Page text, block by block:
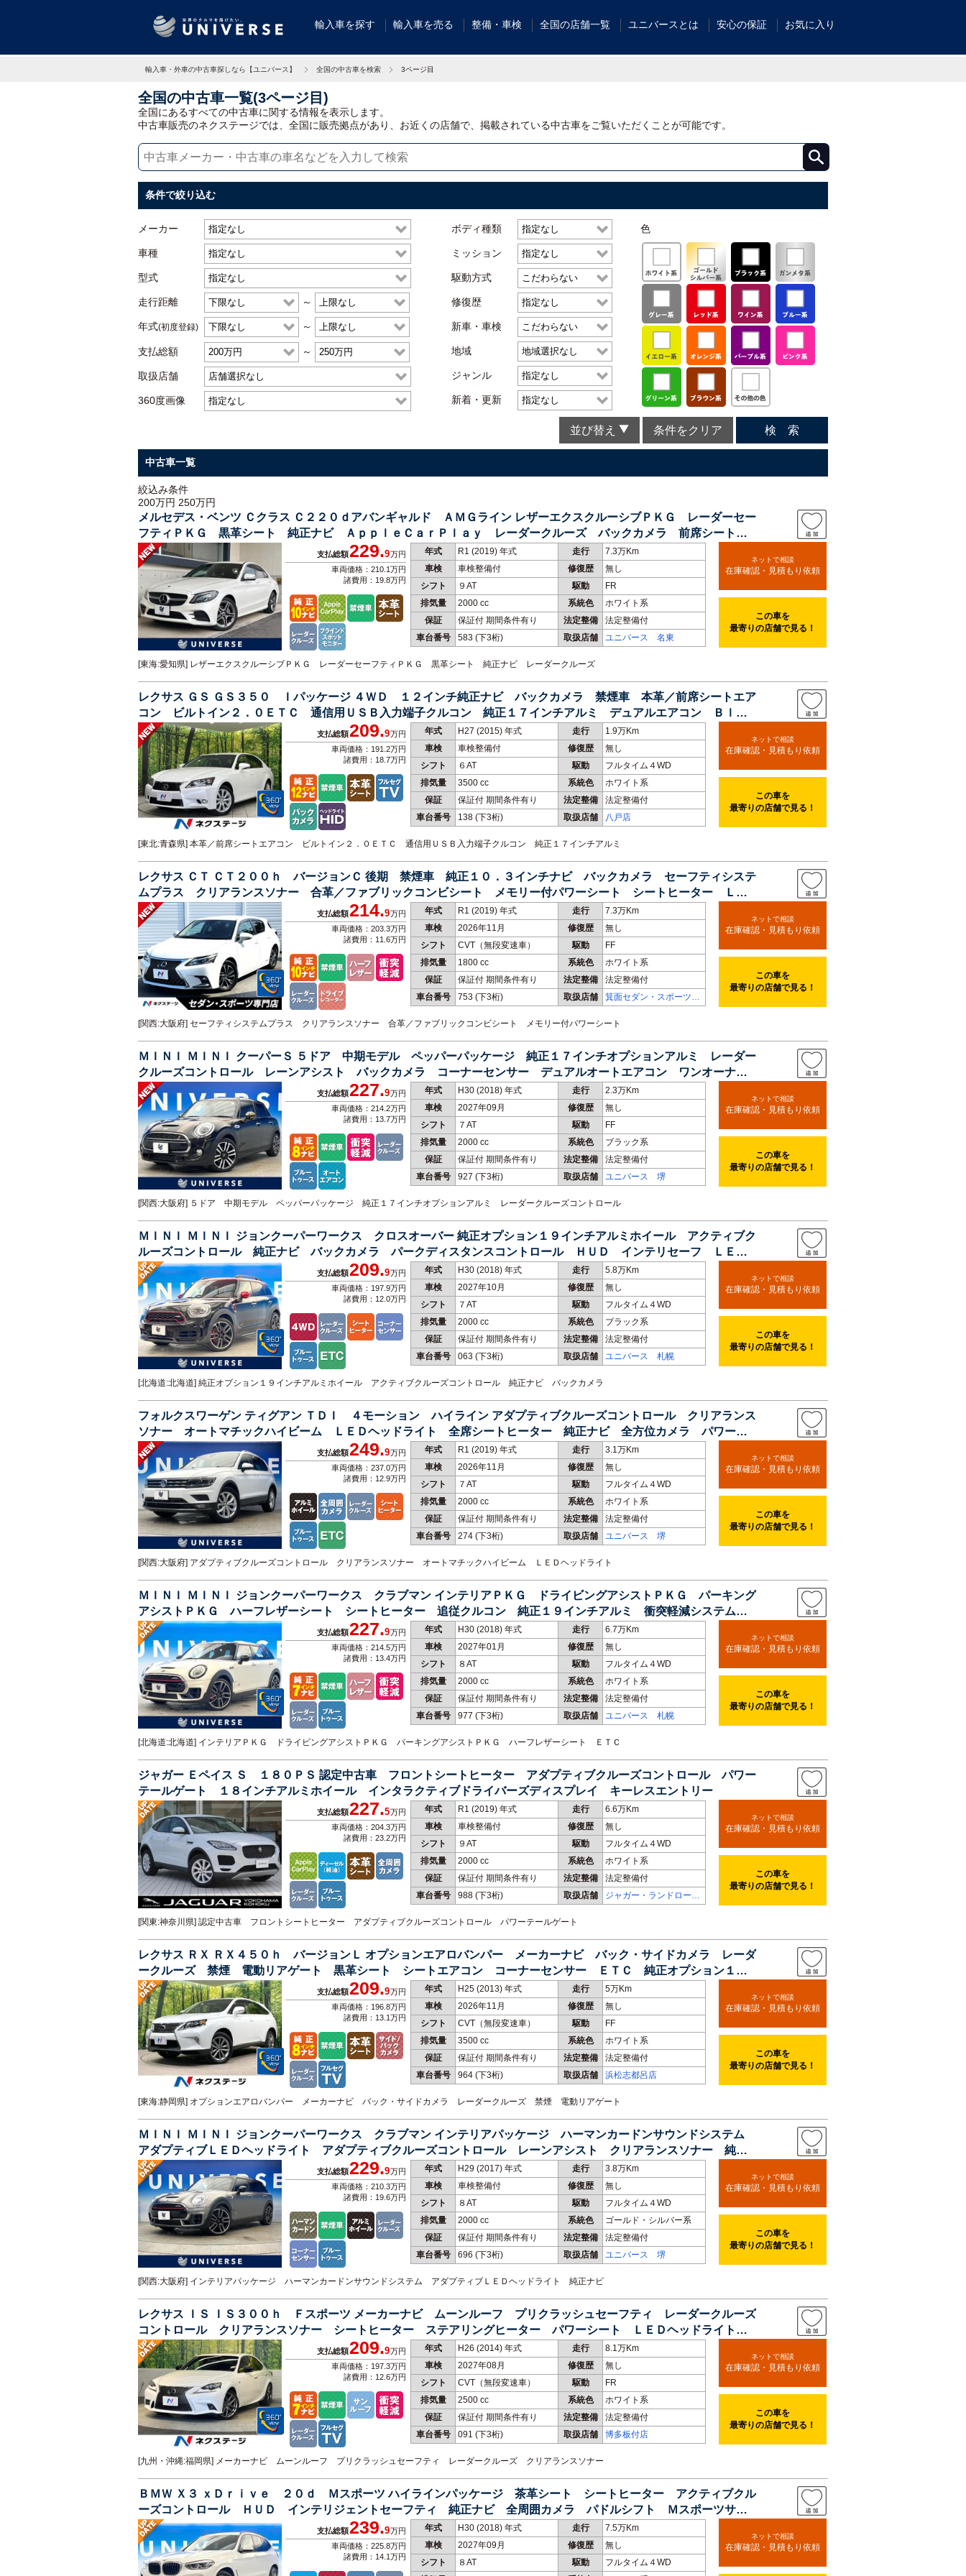
輸入車を探す 輸入車を売る 整備・車検 全国の店舗一覧 ユニバースとは 安心の保証 お気に入り
輸入車・外車の中古車探しなら【ユニバース】 全国の中古車を検索 3ページ目
全国の中古車一覧(3ページ目)
全国にあるすべての中古車に関する情報を表示します。
中古車販売のネクステージでは、全国に販売拠点があり、お近くの店舗で、掲載されている中古車をご覧いただくことが可能です。
条件で絞り込む
メーカー
車種
型式
走行距離 ～
年式(初度登録) ～
支払総額 ～
取扱店舗
360度画像
ボディ種類
ミッション
駆動方式
修復歴
新車・車検
地域
ジャンル
新着・更新
色
並び替え 条件をクリア 検 索
中古車一覧
絞込み条件
200万円 250万円
メルセデス・ベンツ Ｃクラス Ｃ２２０ｄアバンギャルド ＡＭＧライン レザーエクスクルーシブＰＫＧ レーダーセー
フティＰＫＧ 黒革シート 純正ナビ ＡｐｐｌｅＣａｒＰｌａｙ レーダークルーズ バックカメラ 前席シートヒ
ーター 前席パワーシート パワーバックドア 禁煙車年式 R1 (2019) 年式 走行
7.3万Km
車検
車検整備付 修復歴
無し
シフト
９AT 駆動
FR
排気量
2000 cc 系統色
ホワイト系
保証
保証付 期間条件有り 法定整備
法定整備付
車台番号
583 (下3桁) 取扱店舗 ユニバース 名東
支払総額229.9万円
車両価格：210.1万円
諸費用：19.8万円
[東海:愛知県] レザーエクスクルーシブＰＫＧ レーダーセーフティＰＫＧ 黒革シート 純正ナビ レーダークルーズ
ネットで相談
在庫確認・見積もり依頼
この車を
最寄りの店舗で見る！
レクサス ＧＳ ＧＳ３５０ Ｉパッケージ ４ＷＤ １２インチ純正ナビ バックカメラ 禁煙車 本革／前席シートエア
コン ビルトイン２．０ＥＴＣ 通信用ＵＳＢ入力端子クルコン 純正１７インチアルミ デュアルエアコン Ｂｌｕ
ｅｔｏｏｔｈ フルセグ
年式 H27 (2015) 年式 走行
1.9万Km
車検
車検整備付 修復歴
無し
シフト
６AT 駆動
フルタイム４WD
排気量
3500 cc 系統色
ホワイト系
保証
保証付 期間条件有り 法定整備
法定整備付
車台番号
138 (下3桁) 取扱店舗 八戸店
支払総額209.9万円
車両価格：191.2万円
諸費用：18.7万円
[東北:青森県] 本革／前席シートエアコン ビルトイン２．０ＥＴＣ 通信用ＵＳＢ入力端子クルコン 純正１７インチアルミ
ネットで相談
在庫確認・見積もり依頼
この車を
最寄りの店舗で見る！
レクサス ＣＴ ＣＴ２００ｈ バージョンＣ 後期 禁煙車 純正１０．３インチナビ バックカメラ セーフティシステ
ムプラス クリアランスソナー 合革／ファブリックコンビシート メモリー付パワーシート シートヒーター ＬＥ
Ｄヘッド パドルシフト
年式 R1 (2019) 年式 走行
7.3万Km
車検
2026年11月 修復歴
無し
シフト
CVT（無段変速車） 駆動
FF
排気量
1800 cc 系統色
ホワイト系
保証
保証付 期間条件有り 法定整備
法定整備付
車台番号
753 (下3桁) 取扱店舗
箕面セダン・スポーツ専
門店
支払総額214.9万円
車両価格：203.3万円
諸費用：11.6万円
[関西:大阪府] セーフティシステムプラス クリアランスソナー 合革／ファブリックコンビシート メモリー付パワーシート
ネットで相談
在庫確認・見積もり依頼
この車を
最寄りの店舗で見る！
ＭＩＮＩ ＭＩＮＩ クーパーＳ ５ドア 中期モデル ペッパーパッケージ 純正１７インチオプションアルミ レーダー
クルーズコントロール レーンアシスト バックカメラ コーナーセンサー デュアルオートエアコン ワンオーナ
ー 禁煙車
年式 H30 (2018) 年式 走行
2.3万Km
車検
2027年09月 修復歴
無し
シフト
７AT 駆動
FF
排気量
2000 cc 系統色
ブラック系
保証
保証付 期間条件有り 法定整備
法定整備付
車台番号
927 (下3桁) 取扱店舗 ユニバース 堺
支払総額227.9万円
車両価格：214.2万円
諸費用：13.7万円
[関西:大阪府] ５ドア 中期モデル ペッパーパッケージ 純正１７インチオプションアルミ レーダークルーズコントロール
ネットで相談
在庫確認・見積もり依頼
この車を
最寄りの店舗で見る！
ＭＩＮＩ ＭＩＮＩ ジョンクーパーワークス クロスオーバー 純正オプション１９インチアルミホイール アクティブク
ルーズコントロール 純正ナビ バックカメラ パークディスタンスコントロール ＨＵＤ インテリセーフ ＬＥＤ
ヘッドライト スポーツサスペンション
年式 H30 (2018) 年式 走行
5.8万Km
車検
2027年10月 修復歴
無し
シフト
７AT 駆動
フルタイム４WD
排気量
2000 cc 系統色
ブラック系
保証
保証付 期間条件有り 法定整備
法定整備付
車台番号
063 (下3桁) 取扱店舗 ユニバース 札幌
支払総額209.9万円
車両価格：197.9万円
諸費用：12.0万円
[北海道:北海道] 純正オプション１９インチアルミホイール アクティブクルーズコントロール 純正ナビ バックカメラ
ネットで相談
在庫確認・見積もり依頼
この車を
最寄りの店舗で見る！
フォルクスワーゲン ティグアン ＴＤＩ ４モーション ハイライン アダプティブクルーズコントロール クリアランス
ソナー オートマチックハイビーム ＬＥＤヘッドライト 全席シートヒーター 純正ナビ 全方位カメラ パワーバ
ックドア インテリアアンビエントライト 禁煙車
年式 R1 (2019) 年式 走行
3.1万Km
車検
2026年11月 修復歴
無し
シフト
７AT 駆動
フルタイム４WD
排気量
2000 cc 系統色
ホワイト系
保証
保証付 期間条件有り 法定整備
法定整備付
車台番号
274 (下3桁) 取扱店舗 ユニバース 堺
支払総額249.9万円
車両価格：237.0万円
諸費用：12.9万円
[関西:大阪府] アダプティブクルーズコントロール クリアランスソナー オートマチックハイビーム ＬＥＤヘッドライト
ネットで相談
在庫確認・見積もり依頼
この車を
最寄りの店舗で見る！
ＭＩＮＩ ＭＩＮＩ ジョンクーパーワークス クラブマン インテリアＰＫＧ ドライビングアシストＰＫＧ パーキング
アシストＰＫＧ ハーフレザーシート シートヒーター 追従クルコン 純正１９インチアルミ 衝突軽減システム
バックカメラ ＥＴＣ 禁煙車 ４ＷＤ
年式 H30 (2018) 年式 走行
6.7万Km
車検
2027年01月 修復歴
無し
シフト
８AT 駆動
フルタイム４WD
排気量
2000 cc 系統色
ホワイト系
保証
保証付 期間条件有り 法定整備
法定整備付
車台番号
977 (下3桁) 取扱店舗 ユニバース 札幌
支払総額227.9万円
車両価格：214.5万円
諸費用：13.4万円
[北海道:北海道] インテリアＰＫＧ ドライビングアシストＰＫＧ パーキングアシストＰＫＧ ハーフレザーシート ＥＴＣ
ネットで相談
在庫確認・見積もり依頼
この車を
最寄りの店舗で見る！
ジャガー Ｅペイス Ｓ １８０ＰＳ 認定中古車 フロントシートヒーター アダプティブクルーズコントロール パワー
テールゲート １８インチアルミホイール インタラクティブドライバーズディスプレイ キーレスエントリー
年式 R1 (2019) 年式 走行
6.6万Km
車検
車検整備付 修復歴
無し
シフト
９AT 駆動
フルタイム４WD
排気量
2000 cc 系統色
ホワイト系
保証
保証付 期間条件有り 法定整備
法定整備付
車台番号
988 (下3桁) 取扱店舗
ジャガー・ランドローバ
ー 横浜港北
支払総額227.5万円
車両価格：204.3万円
諸費用：23.2万円
[関東:神奈川県] 認定中古車 フロントシートヒーター アダプティブクルーズコントロール パワーテールゲート
ネットで相談
在庫確認・見積もり依頼
この車を
最寄りの店舗で見る！
レクサス ＲＸ ＲＸ４５０ｈ バージョンＬ オプションエアロバンパー メーカーナビ バック・サイドカメラ レーダ
ークルーズ 禁煙 電動リアゲート 黒革シート シートエアコン コーナーセンサー ＥＴＣ 純正オプション１９
インチＡＷ
年式 H25 (2013) 年式 走行
5万Km
車検
2026年11月 修復歴
無し
シフト
CVT（無段変速車） 駆動
FF
排気量
3500 cc 系統色
ホワイト系
保証
保証付 期間条件有り 法定整備
法定整備付
車台番号
964 (下3桁) 取扱店舗 浜松志都呂店
支払総額209.9万円
車両価格：196.8万円
諸費用：13.1万円
[東海:静岡県] オプションエアロバンパー メーカーナビ バック・サイドカメラ レーダークルーズ 禁煙 電動リアゲート
ネットで相談
在庫確認・見積もり依頼
この車を
最寄りの店舗で見る！
ＭＩＮＩ ＭＩＮＩ ジョンクーパーワークス クラブマン インテリアパッケージ ハーマンカードンサウンドシステム
アダプティブＬＥＤヘッドライト アダプティブクルーズコントロール レーンアシスト クリアランスソナー 純正
ナビ バックカメラ ＥＴＣ 禁煙車
年式 H29 (2017) 年式 走行
3.8万Km
車検
車検整備付 修復歴
無し
シフト
８AT 駆動
フルタイム４WD
排気量
2000 cc 系統色
ゴールド・シルバー系
保証
保証付 期間条件有り 法定整備
法定整備付
車台番号
696 (下3桁) 取扱店舗 ユニバース 堺
支払総額229.9万円
車両価格：210.3万円
諸費用：19.6万円
[関西:大阪府] インテリアパッケージ ハーマンカードンサウンドシステム アダプティブＬＥＤヘッドライト 純正ナビ
ネットで相談
在庫確認・見積もり依頼
この車を
最寄りの店舗で見る！
レクサス ＩＳ ＩＳ３００ｈ Ｆスポーツ メーカーナビ ムーンルーフ プリクラッシュセーフティ レーダークルーズ
コントロール クリアランスソナー シートヒーター ステアリングヒーター パワーシート ＬＥＤヘッドライト
バックカメラ
年式 H26 (2014) 年式 走行
8.1万Km
車検
2027年08月 修復歴
無し
シフト
CVT（無段変速車） 駆動
FR
排気量
2500 cc 系統色
ホワイト系
保証
保証付 期間条件有り 法定整備
法定整備付
車台番号
091 (下3桁) 取扱店舗 博多板付店
支払総額209.9万円
車両価格：197.3万円
諸費用：12.6万円
[九州・沖縄:福岡県] メーカーナビ ムーンルーフ プリクラッシュセーフティ レーダークルーズ クリアランスソナー
ネットで相談
在庫確認・見積もり依頼
この車を
最寄りの店舗で見る！
ＢＭＷ Ｘ３ ｘＤｒｉｖｅ ２０ｄ Ｍスポーツ ハイラインパッケージ 茶革シート シートヒーター アクティブクル
ーズコントロール ＨＵＤ インテリジェントセーフティ 純正ナビ 全周囲カメラ パドルシフト Ｍスポーツサス
ペンション 電動リアゲート
年式 H30 (2018) 年式 走行
7.5万Km
車検
2027年09月 修復歴
無し
シフト
８AT 駆動
フルタイム４WD
支払総額239.9万円
車両価格：225.8万円
諸費用：14.1万円
ネットで相談
在庫確認・見積もり依頼